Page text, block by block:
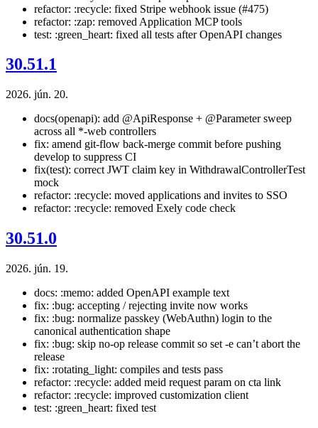
refactor: :recycle: fixed Stripe webhook issue (#475)
refactor: :zap: removed Application MCP tools
test: :green_heart: fixed all tests after OpenAPI changes
30.51.1
2026. jún. 20.
docs(openapi): add @ApiResponse + @Parameter sweep
across all *-web controllers
fix: amend git-flow back-merge commit before pushing
develop to suppress CI
fix(test): correct JWT claim key in WithdrawalControllerTest
mock
refactor: :recycle: moved applications and invites to SSO
refactor: :recycle: removed Exely code check
30.51.0
2026. jún. 19.
docs: :memo: added OpenAPI example text
fix: :bug: accepting / rejecting invite now works
fix: :bug: normalize passkey (WebAuthn) login to the
canonical authentication shape
fix: :bug: skip no-op release commit so set -e can’t abort the
release
fix: :rotating_light: compiles and tests pass
refactor: :recycle: added meid request param on cta link
refactor: :recycle: improved customization client
test: :green_heart: fixed test